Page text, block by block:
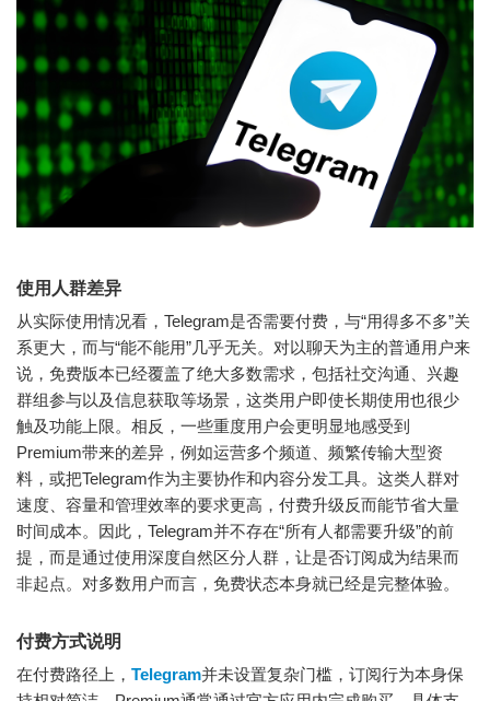
使用人群差异
从实际使用情况看，Telegram是否需要付费，与“用得多不多”关
系更大，而与“能不能用”几乎无关。对以聊天为主的普通用户来
说，免费版本已经覆盖了绝大多数需求，包括社交沟通、兴趣
群组参与以及信息获取等场景，这类用户即使长期使用也很少
触及功能上限。相反，一些重度用户会更明显地感受到
Premium带来的差异，例如运营多个频道、频繁传输大型资
料，或把Telegram作为主要协作和内容分发工具。这类人群对
速度、容量和管理效率的要求更高，付费升级反而能节省大量
时间成本。因此，Telegram并不存在“所有人都需要升级”的前
提，而是通过使用深度自然区分人群，让是否订阅成为结果而
非起点。对多数用户而言，免费状态本身就已经是完整体验。
付费方式说明
在付费路径上， Telegram并未设置复杂门槛，订阅行为本身保